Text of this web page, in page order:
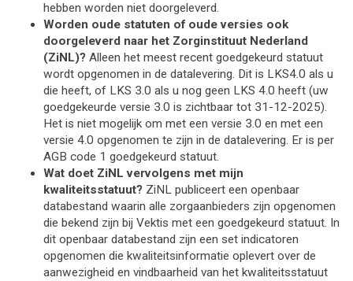
hebben worden niet doorgeleverd.
Worden oude statuten of oude versies ook
doorgeleverd naar het Zorginstituut Nederland
(ZiNL)? Alleen het meest recent goedgekeurd statuut
wordt opgenomen in de datalevering. Dit is LKS4.0 als u
die heeft, of LKS 3.0 als u nog geen LKS 4.0 heeft (uw
goedgekeurde versie 3.0 is zichtbaar tot 31-12-2025).
Het is niet mogelijk om met een versie 3.0 en met een
versie 4.0 opgenomen te zijn in de datalevering. Er is per
AGB code 1 goedgekeurd statuut.
Wat doet ZiNL vervolgens met mijn
kwaliteitsstatuut? ZiNL publiceert een openbaar
die bekend zijn bij Vektis met een goedgekeurd statuut. In
dit openbaar databestand zijn een set indicatoren
opgenomen die kwaliteitsinformatie oplevert over de
aanwezigheid en vindbaarheid van het kwaliteitsstatuut